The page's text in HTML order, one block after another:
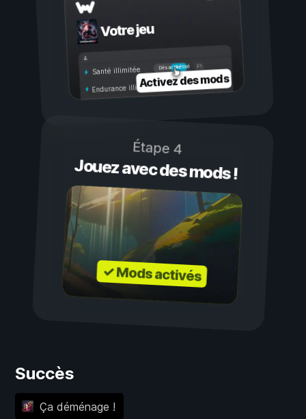
Votre jeu
Activé
Désactivé
Santé illimitée
Endurance illimitéeActivez des mods
Étape 4
Jouez avec des mods !
✓ Mods activés
Succès
Ça déménage !